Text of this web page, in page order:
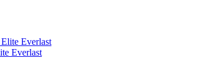
Everlast